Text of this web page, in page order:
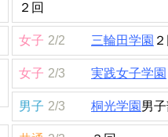
２回
女子 2/2 三輪田学園
女子 2/3 実践女子学園
男子 2/3 桐光学園 男